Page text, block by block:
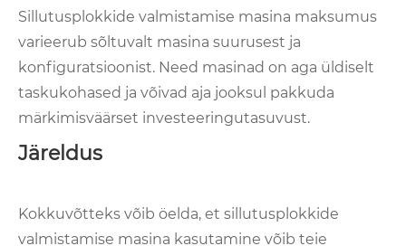
Sillutusplokkide valmistamise masina maksumus
varieerub sõltuvalt masina suurusest ja
konfiguratsioonist. Need masinad on aga üldiselt
taskukohased ja võivad aja jooksul pakkuda
märkimisväärset investeeringutasuvust.
Järeldus
Kokkuvõtteks võib öelda, et sillutusplokkide
valmistamise masina kasutamine võib teie